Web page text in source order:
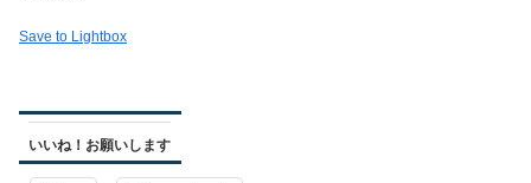
Save to Lightbox
いいね！お願いします